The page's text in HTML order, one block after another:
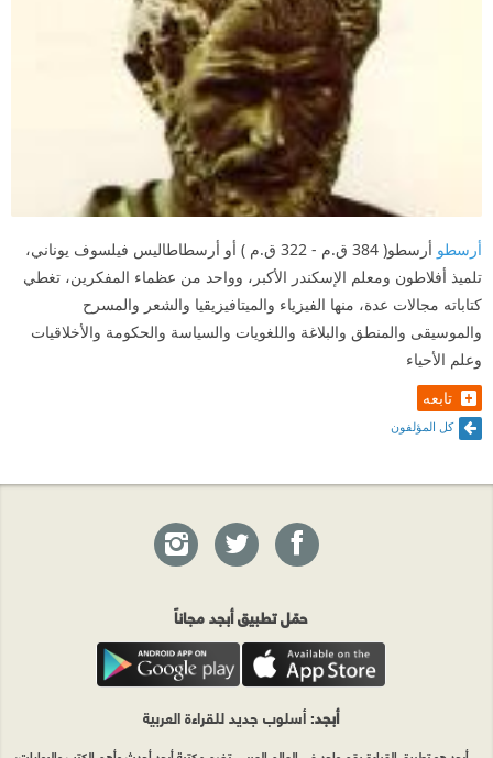
أرسطو
أرسطو( 384 ق.م - 322 ق.م ) أو أرسطاطاليس فيلسوف يوناني،
تلميذ أفلاطون ومعلم الإسكندر الأكبر، وواحد من عظماء المفكرين، تغطي
كتاباته مجالات عدة، منها الفيزياء والميتافيزيقيا والشعر والمسرح
والموسيقى والمنطق والبلاغة واللغويات والسياسة والحكومة والأخلاقيات
وعلم الأحياء
تابعه
كل المؤلفون
حمّل تطبيق أبجد مجاناً
أبجد: أسلوب جديد للقراءة العربية